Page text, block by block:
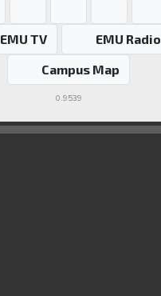
EMU TV
EMU Radio
Campus Map
0.9539